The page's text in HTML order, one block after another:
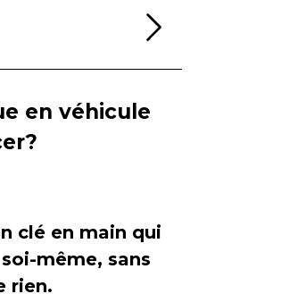
en véhicule
clé en main qui
même, sans
rien.